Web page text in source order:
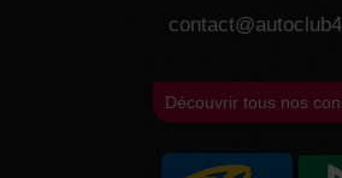
Découvrir tous nos